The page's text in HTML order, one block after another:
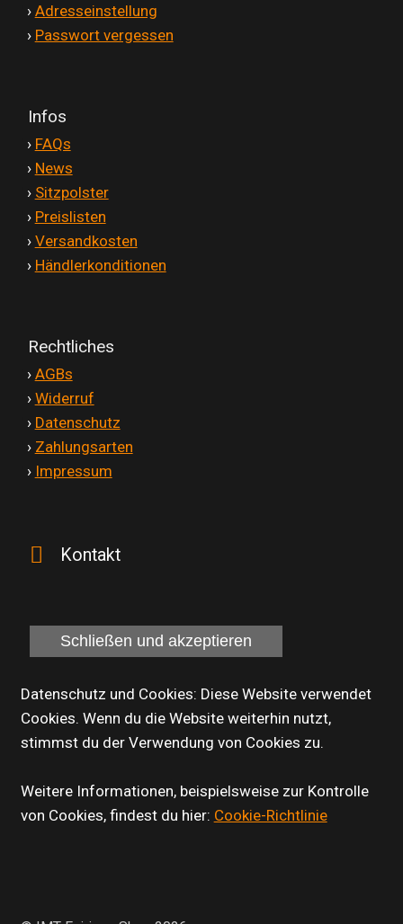
› Adresseinstellung
› Passwort vergessen
Infos
› FAQs
› News
› Sitzpolster
› Preislisten
› Versandkosten
› Händlerkonditionen
Rechtliches
› AGBs
› Widerruf
› Datenschutz
› Zahlungsarten
› Impressum
Kontakt
Datenschutz und Cookies: Diese Website verwendet
Cookies. Wenn du die Website weiterhin nutzt,
stimmst du der Verwendung von Cookies zu.
Weitere Informationen, beispielsweise zur Kontrolle
von Cookies, findest du hier: Cookie-Richtlinie